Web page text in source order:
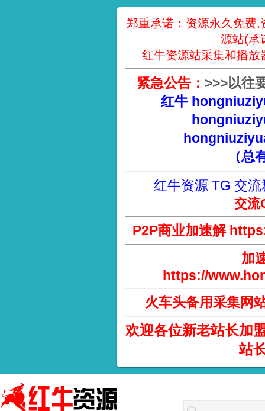
郑重承诺：资源永久免费
源站(承
红牛资源站采集和播放
紧急公告： >>>以往
红牛
（总
红牛资源 TG 交流
交流
P2P商业加速解
加
https://
火车头备用采集网
欢迎各位新老站长加
站